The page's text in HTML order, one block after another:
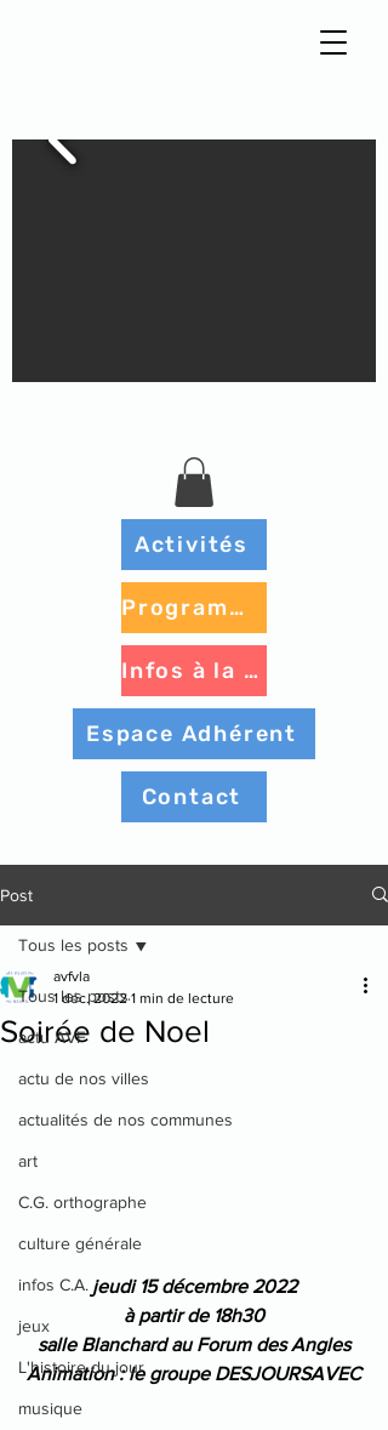
Activités
Contact
Espace Adhérent
Infos à la une
Programme à venir
Post
Tous les posts
actu AVF
actu de nos villes
actualités de nos communes
art
C.G. orthographe
culture générale
infos C.A.
jeux
L'histoire du jour
musique
Tous les posts
Soirée de Noel
avfvla
1 déc. 2022 1 min de lecture
jeudi 15 décembre 2022
à partir de 18h30
salle Blanchard au Forum des Angles
Animation : le groupe DESJOURSAVEC